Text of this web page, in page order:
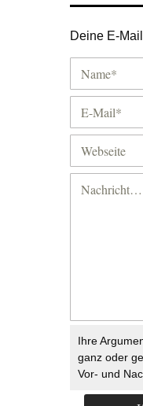
Deine E-
Ihre
ganz oder
Vor- und